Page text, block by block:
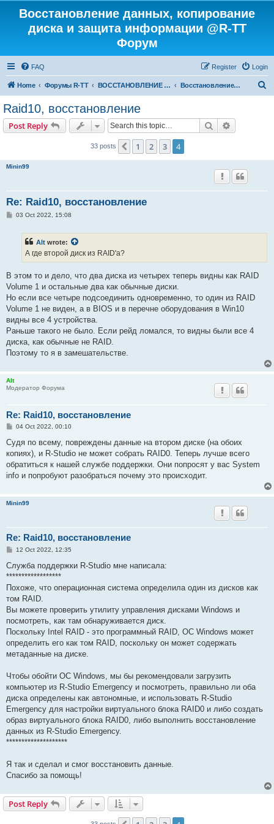
Восстановление данных, копирование
диска и защита информации @R-TT
Форум
FAQ Login
Register
Home Форумы R-TT ВОССТАНОВЛЕНИЕ ДАННЫХ И УДАЛЕННЫХ ФАЙЛОВ Восстановление RAID
Raid10, восстановление
Post Reply Search
33 posts Previous
1 2 3 4
Minin99
Re: Raid10, восстановление
P03 Oct 2022, 15:08
Alt wrote:
А где второй диск из RAID'а?
В этом то и дело, что два диска из четырех теперь видны как RAID
Volume 1 и остальные два как обычные диски.
Но если все четыре подсоединить одновременно, то один из RAID
Volume 1 не виден, а в BIOS и в перечне оборудования в Win10
видны все 4 устройства.
Раньше такого не было. Если рейд ломался, то видны были все 4
диска, как обычные не RAID.
Поэтому то я в замешательстве.
Alt
Модератор Форума
Re: Raid10, восстановление
P
s
t
04 Oct 2022, 00:10
Судя по всему, повреждены данные на втором диске (на обоих
копиях), и R-Studio не может собрать RAID0. Теперь лучше всего
обратиться к нашей службе поддержки. Они попросят у вас System
info и попробуют разобраться почему это происходит.
Minin99
Re: Raid10, восстановление
P
s
12 Oct 2022, 12:35
Служба поддержки R-Studio мне написала:
******************
Похоже, что операционная система определила один из дисков как
том RAID.
Вы можете проверить утилиту управления дисками Windows и
посмотреть, как там обнаруживается диск.
Поскольку Intel RAID - это программный RAID, ОС Windows может
определить его как том RAID, поскольку он может содержать
метаданные на диске.
Чтобы обойти ОС Windows, мы бы рекомендовали загрузить
компьютер из R-Studio Emergency и посмотреть, правильно ли оба
диска определены как автономные, и использовать R-Studio
Emergency для настройки виртуального блока RAID0 и либо создать
образ виртуального блока RAID0, либо выполнить восстановление
данных из R-Studio Emergency.
********************
Я так и сделал и смог восстановить данные.
Спасибо за помощь!
Post Reply